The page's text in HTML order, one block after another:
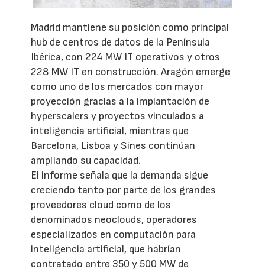
Madrid mantiene su posición como principal
hub de centros de datos de la Península
Ibérica, con 224 MW IT operativos y otros
228 MW IT en construcción. Aragón emerge
como uno de los mercados con mayor
proyección gracias a la implantación de
hyperscalers y proyectos vinculados a
inteligencia artificial, mientras que
Barcelona, Lisboa y Sines continúan
ampliando su capacidad.
El informe señala que la demanda sigue
creciendo tanto por parte de los grandes
proveedores cloud como de los
denominados neoclouds, operadores
especializados en computación para
inteligencia artificial, que habrían
contratado entre 350 y 500 MW de